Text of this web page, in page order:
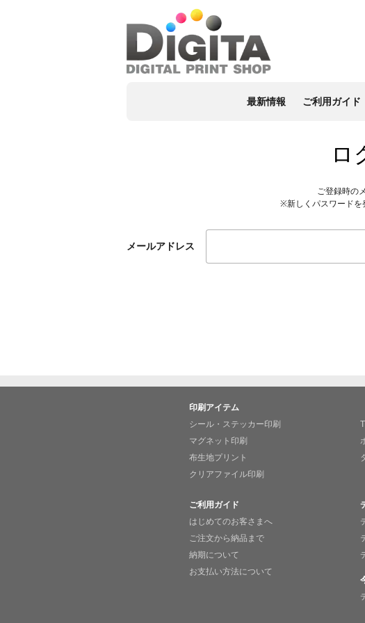
最新情報 ご利用ガイド
ロ
ご登録時の
※新しくパスワードを
メールアドレス
印刷アイテム
シール・ステッカー印刷
マグネット印刷
布生地プリント
クリアファイル印刷
ご利用ガイド
はじめてのお客さまへ
ご注文から納品まで
納期について
お支払い方法について